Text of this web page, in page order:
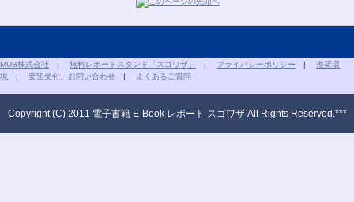
MUB株式会社 | 無料レポートスタンド「スゴワザ」 | プライバシーポリシー | 推奨環
境 | 要望受付、お問い合わせ | よくあるご質問
Copyright (C) 2011 電子書籍 E-Book レポート スゴワザ All Rights Reserved.***